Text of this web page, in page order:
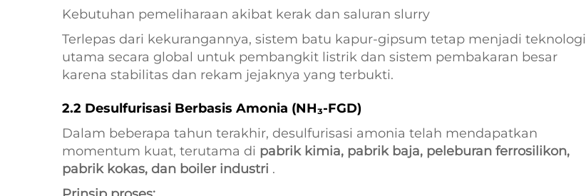
Kebutuhan pemeliharaan akibat kerak dan saluran slurry
Terlepas dari kekurangannya, sistem batu kapur-gipsum tetap menjadi teknologi
utama secara global untuk pembangkit listrik dan sistem pembakaran besar
karena stabilitas dan rekam jejaknya yang terbukti.
2.2 Desulfurisasi Berbasis Amonia (NH₃-FGD)
Dalam beberapa tahun terakhir, desulfurisasi amonia telah mendapatkan
momentum kuat, terutama di pabrik kimia, pabrik baja, peleburan ferrosilikon,
pabrik kokas, dan boiler industri .